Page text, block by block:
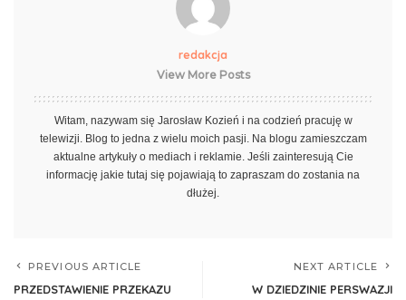
redakcja
View More Posts
Witam, nazywam się Jarosław Kozień i na codzień pracuję w
telewizji. Blog to jedna z wielu moich pasji. Na blogu zamieszczam
aktualne artykuły o mediach i reklamie. Jeśli zainteresują Cie
informację jakie tutaj się pojawiają to zapraszam do zostania na
dłużej.
PREVIOUS ARTICLE
PRZEDSTAWIENIE PRZEKAZU
NEXT ARTICLE
W DZIEDZINIE PERSWAZJI